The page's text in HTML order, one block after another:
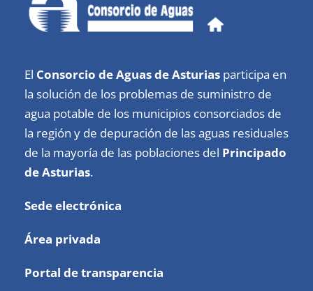
El Consorcio de Aguas de Asturias participa en
la solución de los problemas de suministro de
agua potable de los municipios consorciados de
la región y de depuración de las aguas residuales
de la mayoría de las poblaciones del Principado
de Asturias.
Sede electrónica
Área privada
Portal de transparencia